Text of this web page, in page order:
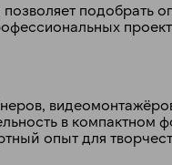
подобрать
в компактном
опыт для